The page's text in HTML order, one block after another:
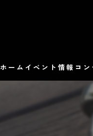
ホーム イベント情報 コン